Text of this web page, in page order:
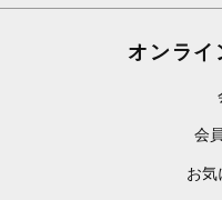
オンライ
会
お気